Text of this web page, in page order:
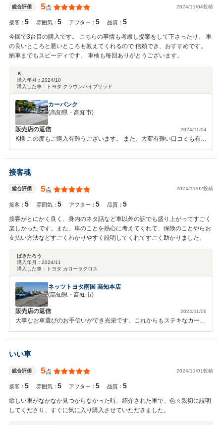
総合評価 5点 2024/11/04投稿
接客：5 雰囲気：5 アフター：5 品質：5
今回で3台目の購入です。 こちらの事情も考慮し提案をして下さったり、 車
の良いところと悪いところも教えてくれるので 信頼でき、おすすめです。
納車までもスピーディです。 車検も毎回ありがとうございます。
Ｋ
購入年月： 2024/10
購入した車：
トヨタ クラウンハイブリッド
カーバンク
(高知県・高知市)
販売店の返信 2024/11/04
K様 この度もご購入有難うございます。 また、大変有難い口コミも有難
甚です。宜しくお願い致します。
接客魂
総合評価 5点 2024/11/02投稿
接客：5 雰囲気：5 アフター：5 品質：5
接客がとにかく良く、身内のネタ話など車以外の話でも盛り上がってすごく
楽しかったです。また、車のことを熱心に考えてくれて、保険のことやらお
支払い方法などすごくわかりやすく説明してくれてすごく助かりました。
ぱきたろう
購入年月： 2024/11
購入した車：
トヨタ カローラクロス
ネッツトヨタ南国 高知本店
(高知県・高知市)
販売店の返信 2024/11/06
大事なお車選びのお手伝いができ光栄です。これからもステキなカーラ
イフが送れるよう全力でサポートして参ります。
いい車
総合評価 5点 2024/11/01投稿
接客：5 雰囲気：5 アフター：5 品質：5
欲しい車がなかなか見つからなかった時、紹介された車で、色々親切に説明
してくださり、すぐに気に入り購入させていただきました。